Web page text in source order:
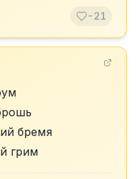
-21
бремя
грим